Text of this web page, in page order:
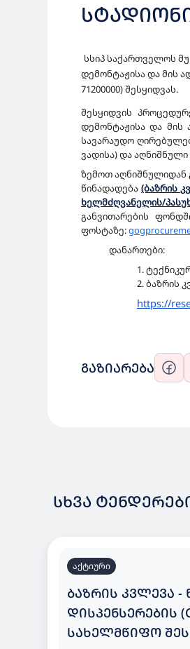
სსიპ საქართველოს
დემონტაჟისა და მის
71200000) შესყიდვას.
შესყიდვის
დემონტაჟისა და მის
სავარაუდო
ვადისა) და
ზემოთ აღნიშნულიდან
წინადადება(ბაზრის
ხელმძღვანელის/
განვითარების
ფოსტაზე:
დანართები:
1.
2. ბაზრის
https://
ᲒᲐᲖᲘᲐᲠᲔᲑᲐ
ᲡᲮᲕᲐ
აქტიური
ᲑᲐᲖᲠᲘᲡ ᲙᲕᲚᲔᲕᲐ -
ᲓᲘᲡᲞᲔᲜᲡᲔᲠᲔᲑᲘᲡ
ᲡᲐᲮᲔᲚᲛᲬᲘᲤᲝ